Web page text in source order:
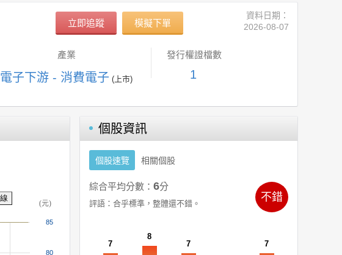
立即追蹤 模擬下單
資料日期：
2026-08-07
產業
電子下游 - 消費電子 (上市)
發行權證檔數
1
個股資訊
個股速覽 相關個股
綜合平均分數： 6分
評語： 合乎標準，整體還不錯。
不錯
7
8
7 7